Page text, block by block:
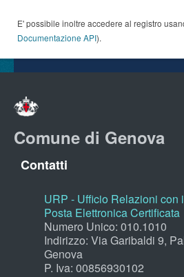
E' possibile inoltre accedere al registro
Documentazione API).
Comune di Genova
Contatti
URP - Ufficio Relazioni con
Posta Elettronica Certificata
Numero Unico: 010.1010
Indirizzo: Via Garibaldi 9,
Genova
P. Iva: 00856930102